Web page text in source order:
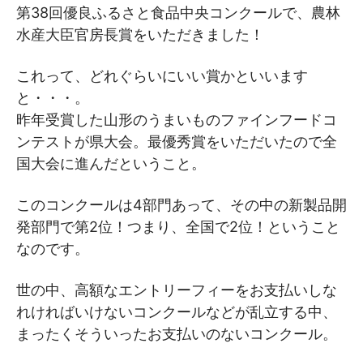
第38回優良ふるさと食品中央コンクールで、農林
水産大臣官房長賞をいただきました！
これって、どれぐらいにいい賞かといいます
と・・・。
昨年受賞した山形のうまいものファインフードコ
ンテストが県大会。最優秀賞をいただいたので全
国大会に進んだということ。
このコンクールは4部門あって、その中の新製品開
発部門で第2位！つまり、全国で2位！ということ
なのです。
世の中、高額なエントリーフィーをお支払いしな
れければいけないコンクールなどが乱立する中、
まったくそういったお支払いのないコンクール。